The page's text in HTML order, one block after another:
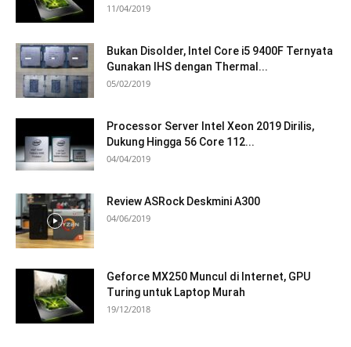
11/04/2019
Bukan Disolder, Intel Core i5 9400F Ternyata
Gunakan IHS dengan Thermal...
05/02/2019
Processor Server Intel Xeon 2019 Dirilis,
Dukung Hingga 56 Core 112...
04/04/2019
Review ASRock Deskmini A300
04/06/2019
Geforce MX250 Muncul di Internet, GPU
Turing untuk Laptop Murah
19/12/2018